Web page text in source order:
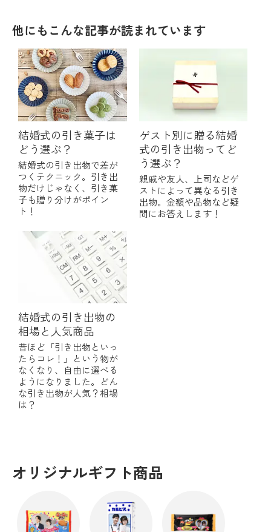
他にもこんな記事が読まれています
結婚式の引き菓子は
どう選ぶ？
結婚式の引き出物で差が
つくテクニック。引き出
物だけじゃなく、引き菓
子も贈り分けがポイン
ト！
ゲスト別に贈る結婚
式の引き出物ってど
う選ぶ？
親戚や友人、上司などゲ
ストによって異なる引き
出物。金額や品物など疑
問にお答えします！
結婚式の引き出物の
相場と人気商品
昔ほど「引き出物といっ
たらコレ！」という物が
なくなり、自由に選べる
ようになりました。どん
な引き出物が人気？相場
は？
オリジナルギフト商品